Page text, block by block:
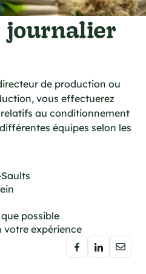
journalier
de production ou
vous effectuerez
au conditionnement
équipes selon les
possible
votre expérience